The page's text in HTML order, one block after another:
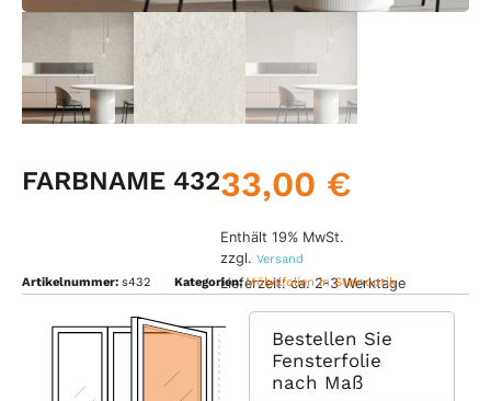
FARBNAME 43233,00 €
Enthält 19% MwSt.
zzgl. Versand
Lieferzeit: ca. 2-3 Werktage
Artikelnummer: s432 Kategorien:Möbelfolien in Steinoptik
Bestellen Sie
Fensterfolie
nach Maß